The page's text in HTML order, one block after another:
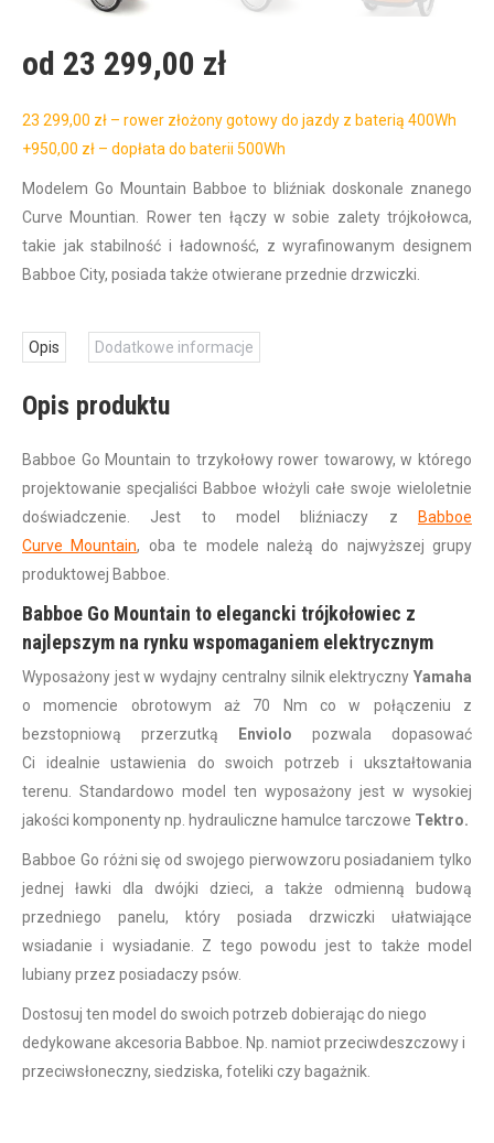
od 23 299,00 zł
23 299,00 zł – rower złożony gotowy do jazdy z baterią 400Wh
+950,00 zł – dopłata do baterii 500Wh
Modelem Go Mountain Babboe to bliźniak doskonale znanego
Curve Mountian. Rower ten łączy w sobie zalety trójkołowca,
takie jak stabilność i ładowność, z wyrafinowanym designem
Babboe City, posiada także otwierane przednie drzwiczki.
Opis Dodatkowe informacje
Opis produktu
Babboe Go Mountain to trzykołowy rower towarowy, w którego
projektowanie specjaliści Babboe włożyli całe swoje wieloletnie
doświadczenie. Jest to model bliźniaczy z
Babboe
Curve Mountain, oba te modele należą do najwyższej grupy
produktowej Babboe.
Babboe Go Mountain to elegancki trójkołowiec z
najlepszym na rynku wspomaganiem elektrycznym
Wyposażony jest w wydajny centralny silnik elektryczny Yamaha
o momencie obrotowym aż 70 Nm co w połączeniu z
bezstopniową przerzutką
Enviolo pozwala dopasować
Ci idealnie ustawienia do swoich potrzeb i ukształtowania
terenu. Standardowo model ten wyposażony jest w wysokiej
jakości komponenty np. hydrauliczne hamulce tarczowe Tektro.
Babboe Go różni się od swojego pierwowzoru posiadaniem tylko
jednej ławki dla dwójki dzieci, a także odmienną budową
przedniego panelu, który posiada drzwiczki ułatwiające
wsiadanie i wysiadanie. Z tego powodu jest to także model
lubiany przez posiadaczy psów.
Dostosuj ten model do swoich potrzeb dobierając do niego
dedykowane akcesoria Babboe. Np. namiot przeciwdeszczowy i
przeciwsłoneczny, siedziska, foteliki czy bagażnik.